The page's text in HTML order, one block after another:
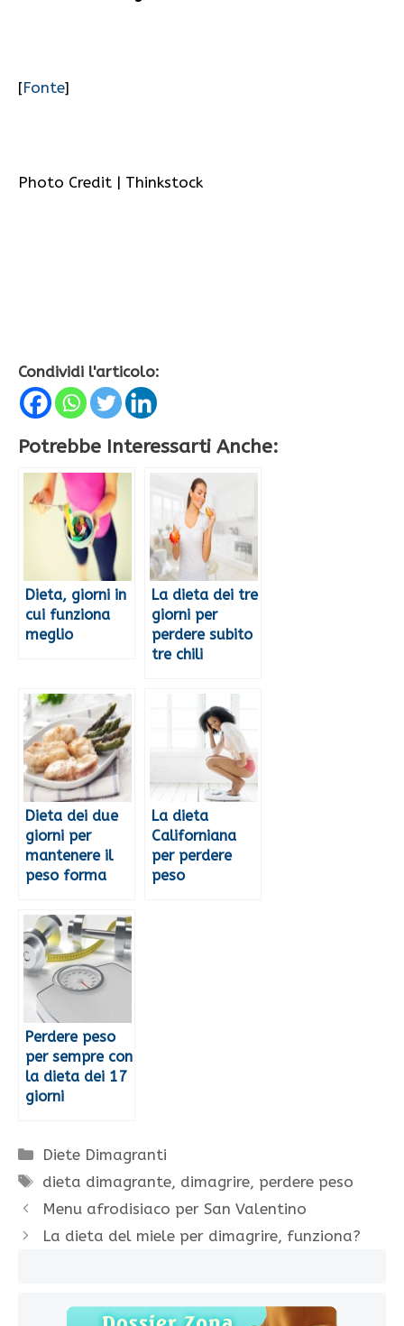
[Fonte]
Photo Credit | Thinkstock
Condividi l'articolo:
Potrebbe Interessarti Anche:
Dieta, giorni in
cui funziona
meglio
La dieta dei tre
giorni per
perdere subito
tre chili
Dieta dei due
giorni per
mantenere il
peso forma
La dieta
Californiana
per perdere
peso
Perdere peso
per sempre con
la dieta dei 17
giorni
Categorie
Diete Dimagranti
Tag
dieta dimagrante, dimagrire, perdere peso
Menu afrodisiaco per San Valentino
La dieta del miele per dimagrire, funziona?